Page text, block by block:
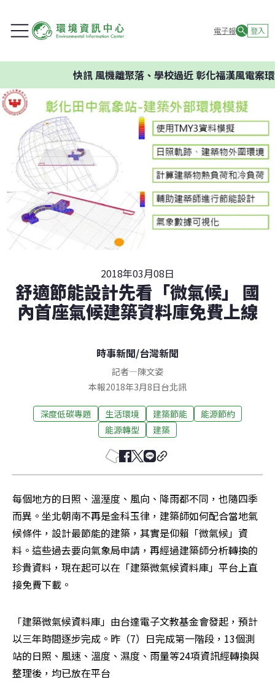
電子報 登入
快訊風機離聚落、學校過近 彰化福漢風電案環委
2018年03月08日
舒適節能設計先看「微氣候」 國
內首座氣候建築資料庫免費上線
時事新聞/台灣新聞
記者—陳文姿
本報2018年3月8日台北訊
深度低碳專題 生活環境 建築節能
能源節約
能源轉型
建築
每個地方的日照、溫溼度、風向、降雨都不同，也隨四季
而異。坐北朝南不再是金科玉律，建築師如何配合當地氣
候條件，設計最節能的建築，其實是仰賴「微氣候」資
料。這些過去要向氣象局申請，再經過建築師分析轉換的
珍貴資料，現在起可以在「建築微氣候資料庫」平台上直
接免費下載。
「建築微氣候資料庫」由台達電子文教基金會發起，預計
以三年時間逐步完成。昨（7）日完成第一階段，13個測
站的日照、風速、溫度、濕度、雨量等24項資訊經轉換與
整理後，均已放在平台